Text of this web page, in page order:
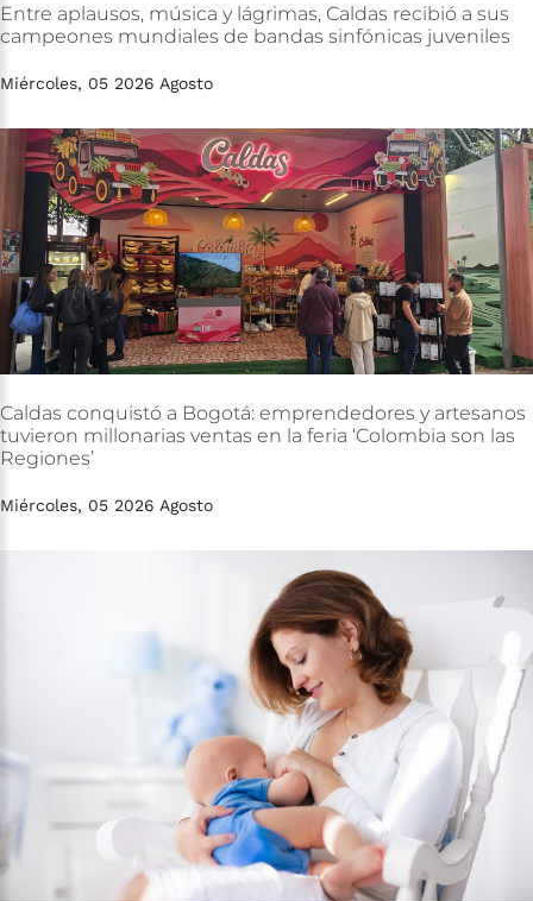
Entre aplausos, música y lágrimas, Caldas recibió a sus
campeones mundiales de bandas sinfónicas juveniles
Miércoles, 05 2026 Agosto
Caldas conquistó a Bogotá: emprendedores y artesanos
tuvieron millonarias ventas en la feria ‘Colombia son las
Regiones’
Miércoles, 05 2026 Agosto